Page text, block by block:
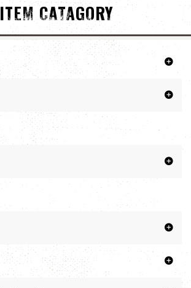
ITEM CATAGORY